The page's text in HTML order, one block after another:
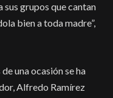
sus grupos que cantan
bien a toda madre”,
una ocasión se ha
Alfredo Ramírez